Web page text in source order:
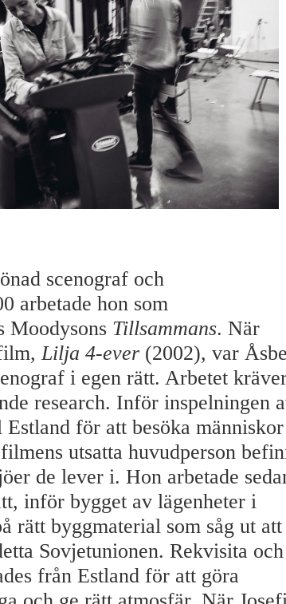
scenograf och
arbetade hon som
Moodysons Tillsammans. När
film,Lilja 4-ever (2002), var
i egen rätt. Arbetet
research. Inför inspelningen
för att besöka
utsatta huvudperson
de lever i. Hon arbetade
inför bygget av lägenheter i
rätt byggmaterial som såg ut att
Sovjetunionen. Rekvisita och
från Estland för att göra